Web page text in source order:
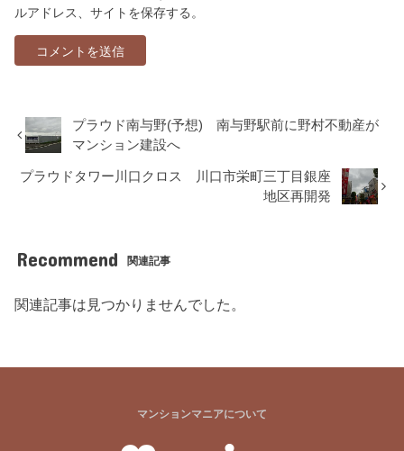
ルアドレス、サイトを保存する。
プラウド南与野(予想) 南与野駅前に野村不動産が
マンション建設へ
プラウドタワー川口クロス 川口市栄町三丁目銀座
地区再開発
Recommend 関連記事
関連記事は見つかりませんでした。
マンションマニアについて